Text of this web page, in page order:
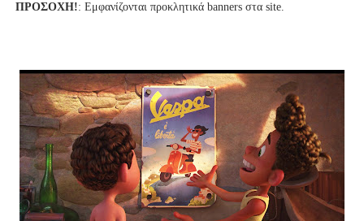
ΠΡΟΣΟΧΗ!: Εμφανίζονται προκλητικά banners στα site.